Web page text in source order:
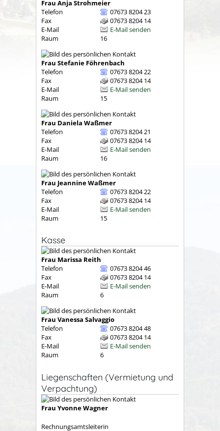
Frau Anja Strohmeier
Telefon
07673 8204 23
Fax
07673 8204 14
E-Mail
E-Mail senden
Raum
16
Frau Stefanie Föhrenbach
Telefon
07673 8204 22
Fax
07673 8204 14
E-Mail
E-Mail senden
Raum
15
Frau Daniela Waßmer
Telefon
07673 8204 21
Fax
07673 8204 14
E-Mail
E-Mail senden
Raum
16
Frau JeannineWaßmer
Telefon
07673 8204 22
Fax
07673 8204 14
E-Mail
E-Mail senden
Raum
15
Kasse
Frau Marissa Reith
Telefon
07673 8204 46
Fax
07673 8204 14
E-Mail
E-Mail senden
Raum
6
Frau Vanessa Salvaggio
Telefon
07673 8204 48
Fax
07673 8204 14
E-Mail
E-Mail senden
Raum
6
Liegenschaften (Vermietung und
Verpachtung)
Frau YvonneWagner
Rechnungsamtsleiterin